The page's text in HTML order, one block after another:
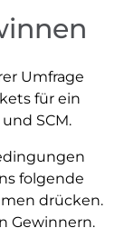
Umfrage
für ein
SCM.
folgende
drücken.
Gewinnern.